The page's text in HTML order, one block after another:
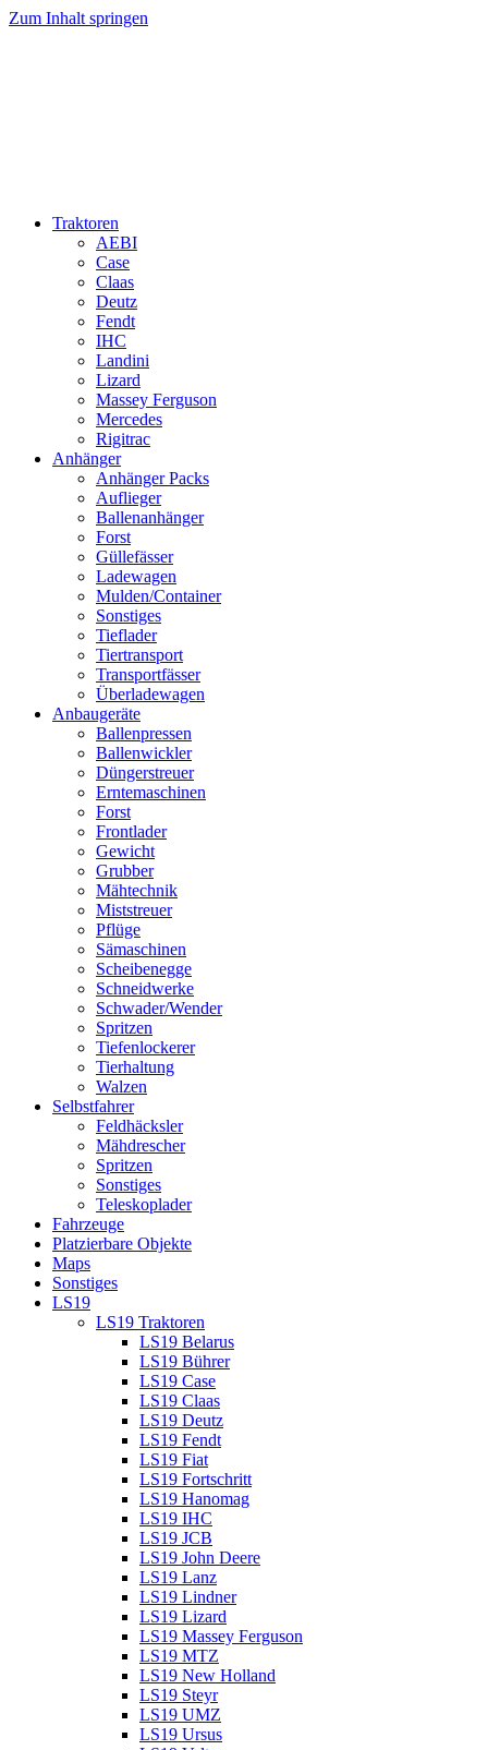
Zum Inhalt springen
Traktoren
AEBI
Case
Claas
Deutz
Fendt
IHC
Landini
Lizard
Massey Ferguson
Mercedes
Rigitrac
Anhänger
Anhänger Packs
Auflieger
Ballenanhänger
Forst
Güllefässer
Ladewagen
Mulden/Container
Sonstiges
Tieflader
Tiertransport
Transportfässer
Überladewagen
Anbaugeräte
Ballenpressen
Ballenwickler
Düngerstreuer
Erntemaschinen
Forst
Frontlader
Gewicht
Grubber
Mähtechnik
Miststreuer
Pflüge
Sämaschinen
Scheibenegge
Schneidwerke
Schwader/Wender
Spritzen
Tiefenlockerer
Tierhaltung
Walzen
Selbstfahrer
Feldhäcksler
Mähdrescher
Spritzen
Sonstiges
Teleskoplader
Fahrzeuge
Platzierbare Objekte
Maps
Sonstiges
LS19
LS19 Traktoren
LS19 Belarus
LS19 Bührer
LS19 Case
LS19 Claas
LS19 Deutz
LS19 Fendt
LS19 Fiat
LS19 Fortschritt
LS19 Hanomag
LS19 IHC
LS19 JCB
LS19 John Deere
LS19 Lanz
LS19 Lindner
LS19 Lizard
LS19 Massey Ferguson
LS19 MTZ
LS19 New Holland
LS19 Steyr
LS19 UMZ
LS19 Ursus